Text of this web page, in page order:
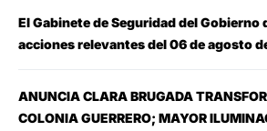
El Gabinete de Seguridad del
acciones relevantes del 06 de agosto
ANUNCIA CLARA BRUGADA
COLONIA GUERRERO; MAYOR